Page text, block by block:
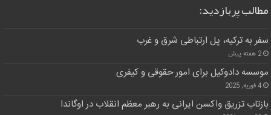
مطالب پربازدید:
سفر به ترکیه، پل ارتباطی شرق و غرب
2 هفته پیش
موسسه دادوکیل برای امور حقوقی و کیفری
4 فوریه, 2025
بازتاب تزریق واکسن ایرانی به رهبر معظم انقلاب در اوگاندا